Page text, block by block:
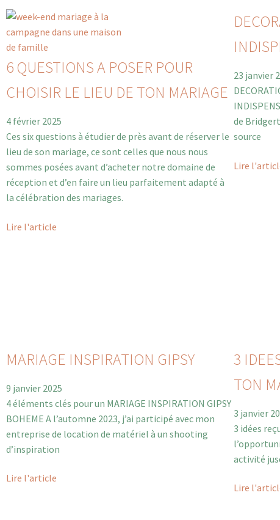
6 QUESTIONS A POSER POUR
CHOISIR LE LIEU DE TON MARIAGE
4 février 2025
Ces six questions à étudier de près avant de réserver le
lieu de son mariage, ce sont celles que nous nous
sommes posées avant d’acheter notre domaine de
réception et d’en faire un lieu parfaitement adapté à
la célébration des mariages.
Lire l'article
23 janvier
de
source
Lire
MARIAGE INSPIRATION GIPSY
9 janvier 2025
4 éléments clés pour un MARIAGE INSPIRATION GIPSY
BOHEME A l’automne 2023, j’ai participé avec mon
entreprise de location de matériel à un shooting
d’inspiration
Lire l'article
3
TON
3 janvier
3 idées
activité
Lire